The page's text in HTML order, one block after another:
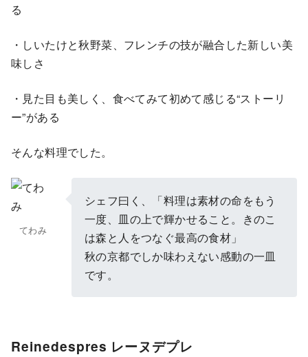
る
・しいたけと秋野菜、フレンチの技が融合した新しい美
味しさ
・見た目も美しく、食べてみて初めて感じる“ストーリ
ー”がある
そんな料理でした。
てわみ
シェフ曰く、「料理は素材の命をもう
一度、皿の上で輝かせること。きのこ
は森と人をつなぐ最高の食材」
秋の京都でしか味わえない感動の一皿
です。
Reinedespres レーヌデプレ